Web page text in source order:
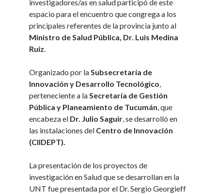
investigadores/as en salud participó de este
espacio para el encuentro que congrega a los
principales referentes de la provincia junto al
Ministro de Salud Pública, Dr. Luis Medina
Ruiz.
Organizado por laSubsecretaría de
Innovación y Desarrollo Tecnológico,
perteneciente a laSecretaría de Gestión
Pública y Planeamiento de Tucumán, que
encabeza el Dr. Julio Saguir, se desarrolló en
las instalaciones del Centro de Innovación
(CIIDEPT).
La presentación de los proyectos de
investigación en Salud que se desarrollan en la
UNT fue presentada por el Dr. Sergio Georgieff